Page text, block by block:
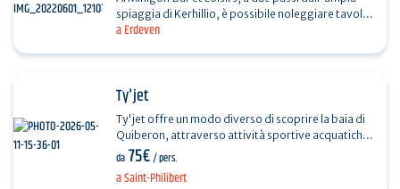
a Erdeven
spiaggia di Kerhillio, è possibile noleggiare tavole
da surf, tavole da paddle e mute, a disposizione…
a Saint-Philibert
Ty'jet
Ty'jet offre un modo diverso di scoprire la baia di
Quiberon, attraverso attività sportive acquatiche
accessibili, divertenti e supervisionate. Situata a…
da 75€/ pers.